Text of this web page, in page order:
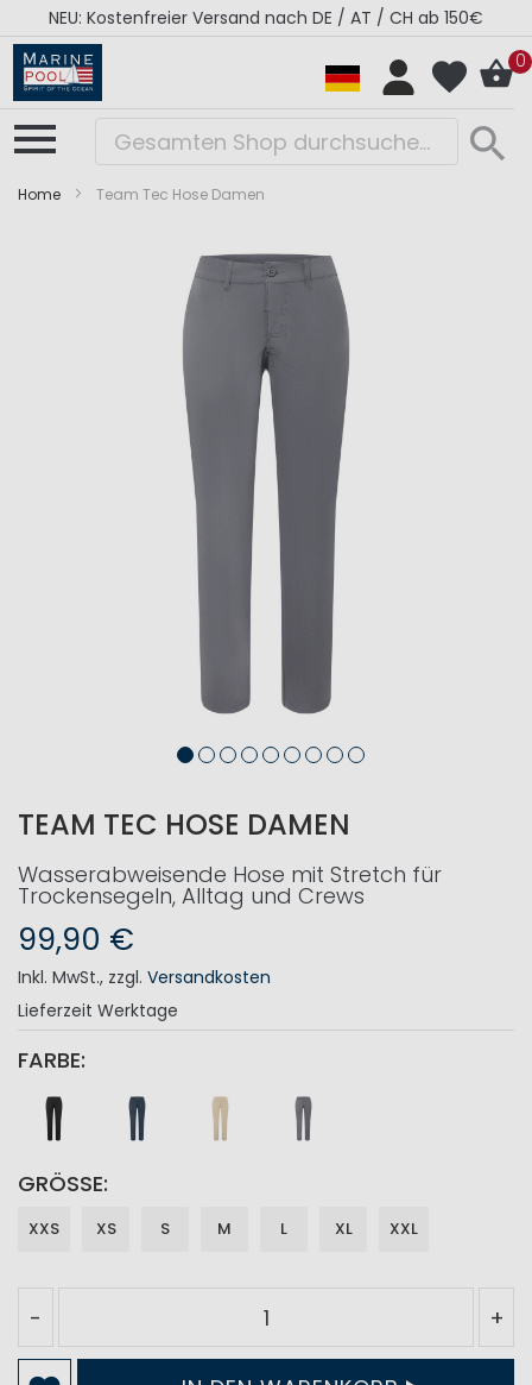
NEU: Kostenfreier Versand nach DE / AT / CH ab 150€
0
Home Team Tec Hose Damen
TEAM TEC HOSE DAMEN
Wasserabweisende Hose mit Stretch für
Trockensegeln, Alltag und Crews
99,90 €
Inkl. MwSt., zzgl. Versandkosten
Lieferzeit Werktage
FARBE
GRÖSSE
XXS XS S M L XL XXL
- +